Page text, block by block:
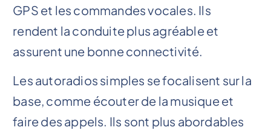
GPS et les commandes vocales. Ils
rendent la conduite plus agréable et
assurent une bonne connectivité.
Les autoradios simples se focalisent sur la
base, comme écouter de la musique et
faire des appels. Ils sont plus abordables